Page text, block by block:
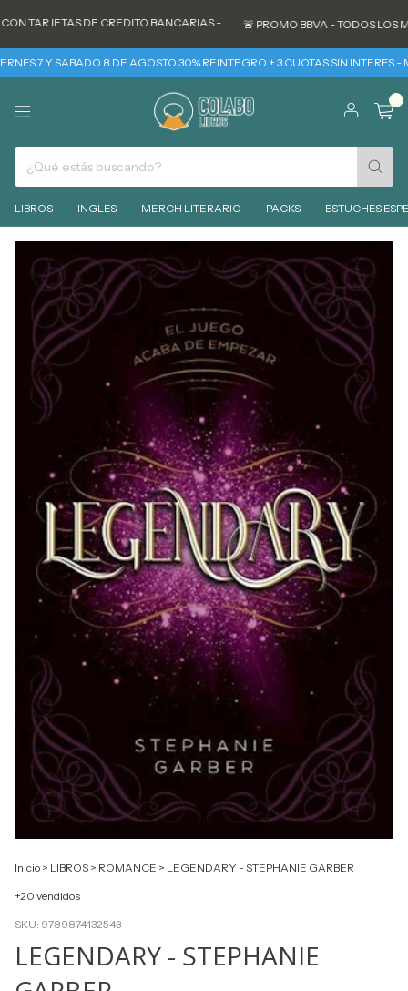
DE CREDITO BANCARIAS - 🚨 PROMO BBVA - TODOS LOS MARTES
8 DE AGOSTO 30% REINTEGRO + 3 CUOTAS SIN INTERES -
LIBROS INGLES MERCH LITERARIO PACKS ESTUCHES
Inicio > LIBROS > ROMANCE > LEGENDARY - STEPHANIE GARBER
+20 vendidos
SKU: 9789874132543
LEGENDARY - STEPHANIE